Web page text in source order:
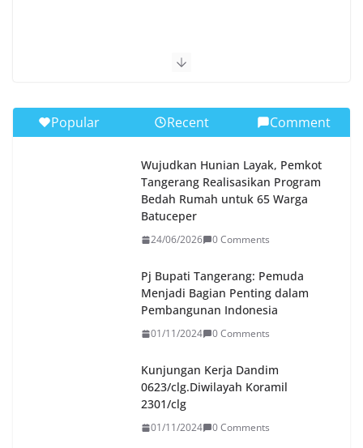
Popular Recent Comment
Wujudkan Hunian Layak, Pemkot
Tangerang Realisasikan Program
Bedah Rumah untuk 65 Warga
Batuceper
24/06/2026 0 Comments
Pj Bupati Tangerang: Pemuda
Menjadi Bagian Penting dalam
Pembangunan Indonesia
01/11/2024 0 Comments
Kunjungan Kerja Dandim
0623/clg.Diwilayah Koramil
2301/clg
01/11/2024 0 Comments